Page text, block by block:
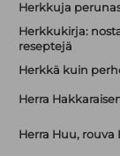
Herkkuja
Herkkukirja:
reseptejä
Herkkä kuin
Herra
Herra Huu, rouva